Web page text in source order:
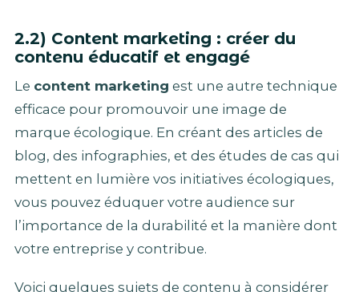
2.2) Content marketing : créer du
contenu éducatif et engagé
Le content marketing est une autre technique
efficace pour promouvoir une image de
marque écologique. En créant des articles de
blog, des infographies, et des études de cas qui
mettent en lumière vos initiatives écologiques,
vous pouvez éduquer votre audience sur
l’importance de la durabilité et la manière dont
votre entreprise y contribue.
Voici quelques sujets de contenu à considérer